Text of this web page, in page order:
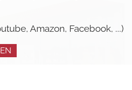
Amazon, Facebook, ...)